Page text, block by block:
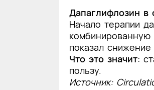
Дапаглифлозин в
Начало терапии
комбинированную
показал
Что это значит:
пользу.
Источник: